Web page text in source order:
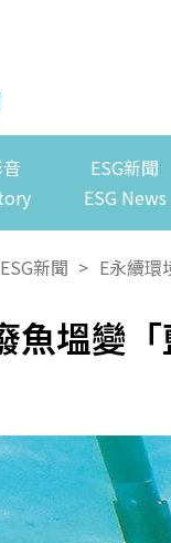
ESG新聞
ESG News
ESG新聞 > E永續環
魚塭變